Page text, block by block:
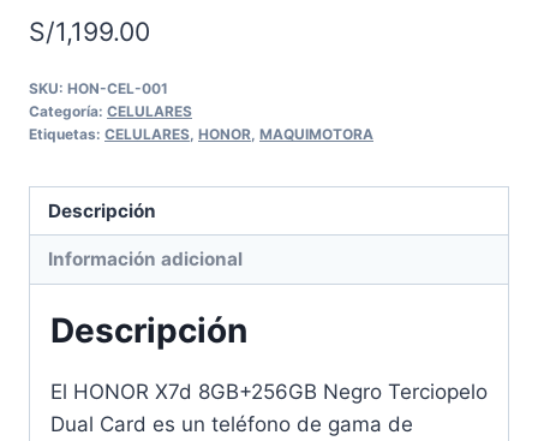
S/1,199.00
SKU: HON-CEL-001
Categoría: CELULARES
Etiquetas: CELULARES HONOR MAQUIMOTORA
Descripción
Información adicional
Descripción
El HONOR X7d 8GB+256GB Negro Terciopelo
Dual Card es un teléfono de gama de